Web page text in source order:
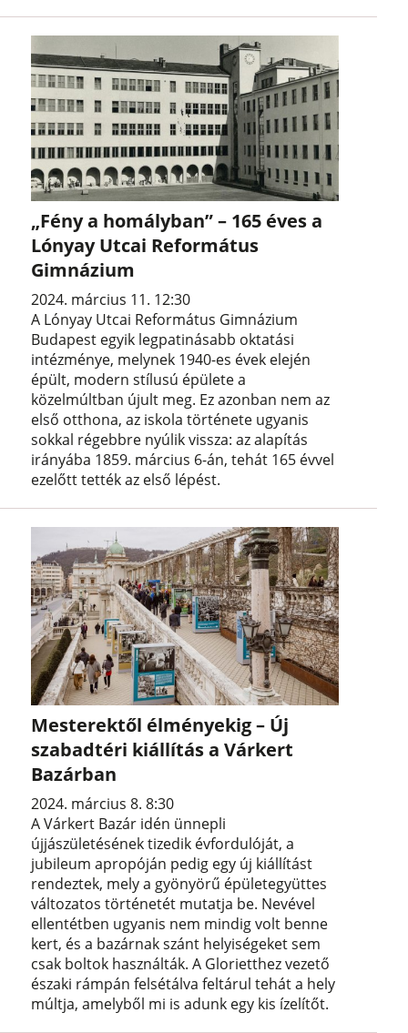
„Fény a homályban” – 165 éves a
Lónyay Utcai Református
Gimnázium
2024. március 11. 12:30
A Lónyay Utcai Református Gimnázium
Budapest egyik legpatinásabb oktatási
intézménye, melynek 1940-es évek elején
épült, modern stílusú épülete a
közelmúltban újult meg. Ez azonban nem az
első otthona, az iskola története ugyanis
sokkal régebbre nyúlik vissza: az alapítás
irányába 1859. március 6-án, tehát 165 évvel
ezelőtt tették az első lépést.
Mesterektől élményekig – Új
szabadtéri kiállítás a Várkert
Bazárban
2024. március 8. 8:30
A Várkert Bazár idén ünnepli
újjászületésének tizedik évfordulóját, a
jubileum apropóján pedig egy új kiállítást
rendeztek, mely a gyönyörű épületegyüttes
változatos történetét mutatja be. Nevével
ellentétben ugyanis nem mindig volt benne
kert, és a bazárnak szánt helyiségeket sem
csak boltok használták. A Glorietthez vezető
északi rámpán felsétálva feltárul tehát a hely
múltja, amelyből mi is adunk egy kis ízelítőt.